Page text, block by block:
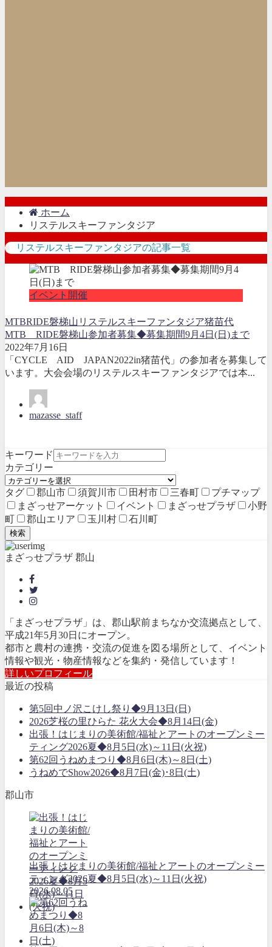
ホーム
リステルスキーファンタジア
リステルスキーファンタジアの記事一覧
イベント開催
MTBRIDE磐梯山 リステルスキーファンタジア猪苗代
MTB RIDE磐梯山参加者募集◆募集期間9月4日(日)まで
2022年7月16日
「CYCLE AID JAPAN2022in猪苗代」の参加者を募集して
います。大会会場のリステルスキーファンタジアでは本...
mazasse_staff
キーワード
カテゴリー
タグ 郡山市 須賀川市 田村市 三春町
プチマップ
まざっせアーケット
イベント まざっせプラザ
小野
町
郡山エリア 玉川村 石川町
検索
まざっせプラザ 郡山
「まざっせプラザ」は、郡山駅前まちなか交流拠点として、
平成21年5月30日にオープン。
都市と農村の連携・交流の促進を図る場所として、イベント
情報や観光・物産情報などを集約・発信しています！
詳しいプロフィール
最近の投稿
第5回中ノ沢こけし祭り◆9月13日(日)
2026芝桜の里ひらた 花火大会◆8月14日(金)
出張！はじまりの美術館/福祉とアートのオープンミー
ティング2026夏◆8月5日(水)～11日(火祝)
第62回うねめまつり◆8月6日(木)～8日(土)
うねめでShow2026◆8月7日(金)･8日(土)
郡山市
出張！はじまりの美術館/福祉とアートのオープンミー
ティング2026夏◆8月5日(水)～11日(火祝)
2026.08.05